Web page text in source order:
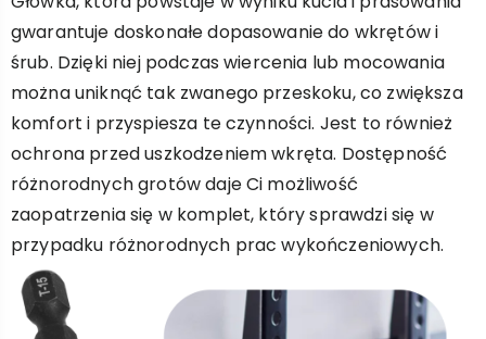
gwarantuje doskonałe dopasowanie do wkrętów i
śrub. Dzięki niej podczas wiercenia lub mocowania
można uniknąć tak zwanego przeskoku, co zwiększa
komfort i przyspiesza te czynności. Jest to również
ochrona przed uszkodzeniem wkręta. Dostępność
różnorodnych grotów daje Ci możliwość
zaopatrzenia się w komplet, który sprawdzi się w
przypadku różnorodnych prac wykończeniowych.